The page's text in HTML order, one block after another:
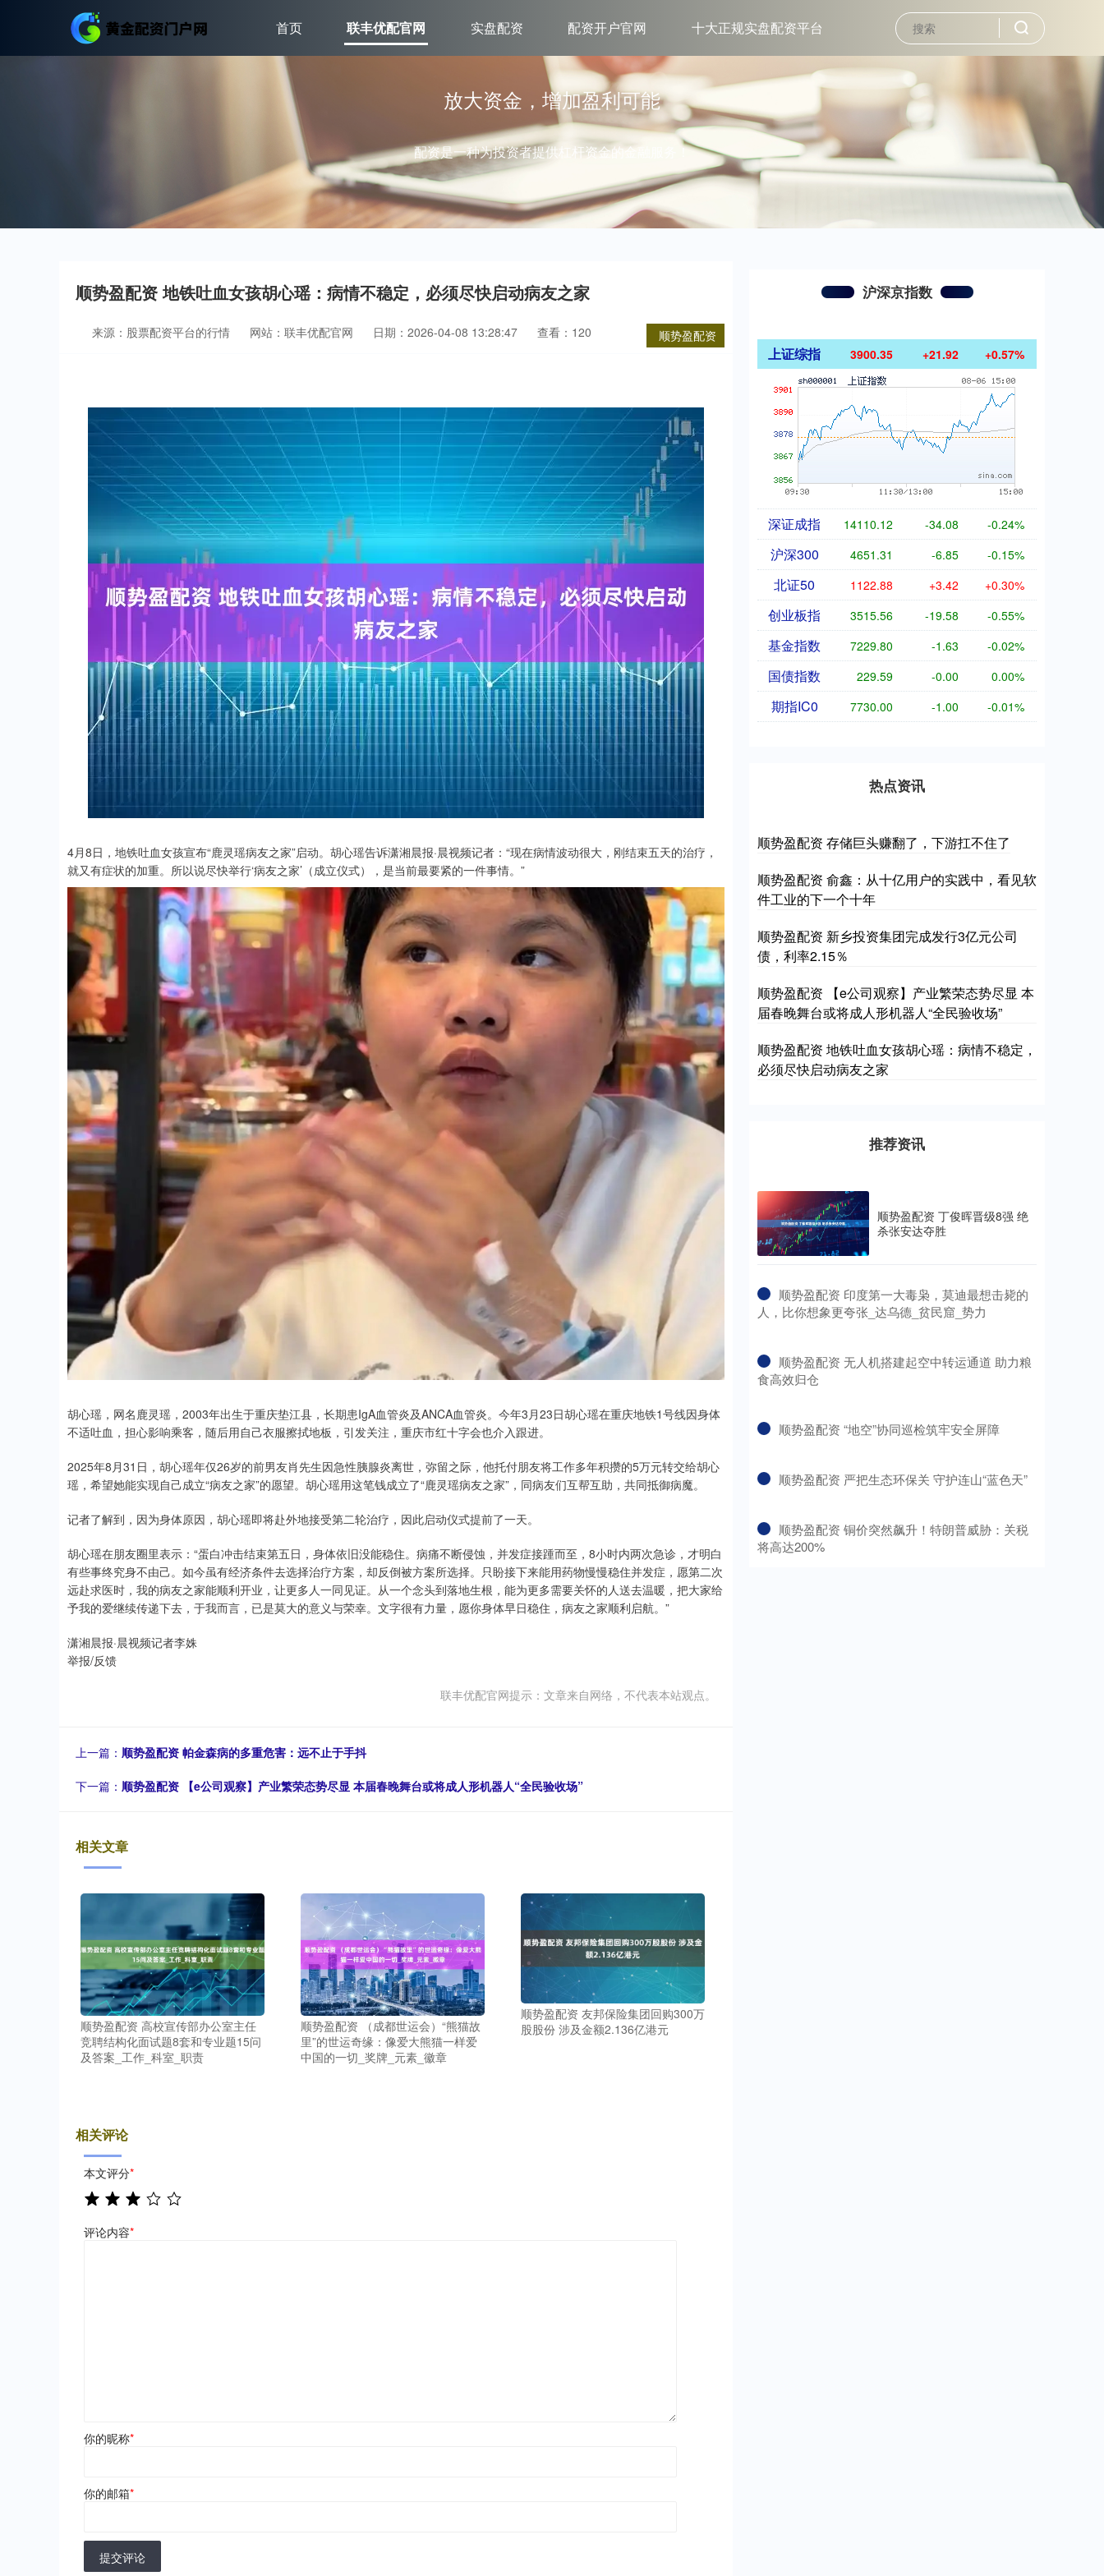
首页 联丰优配官网 实盘配资 配资开户官网 十大正规实盘配资平台
放大资金，增加盈利可能
配资是一种为投资者提供杠杆资金的金融服务！
顺势盈配资 地铁吐血女孩胡心瑶：病情不稳定，必须尽快启动病友之家
顺势盈配资
来源：股票配资平台的行情 网站：联丰优配官网 日期：2026-04-08 13:28:47 查看：120
4月8日，地铁吐血女孩宣布“鹿灵瑶病友之家”启动。胡心瑶告诉潇湘晨报·晨视频记者：“现在病情波动很大，刚结束五天的治疗，
就又有症状的加重。所以说尽快举行‘病友之家’（成立仪式），是当前最要紧的一件事情。”
胡心瑶，网名鹿灵瑶，2003年出生于重庆垫江县，长期患IgA血管炎及ANCA血管炎。今年3月23日胡心瑶在重庆地铁1号线因身体
不适吐血，担心影响乘客，随后用自己衣服擦拭地板，引发关注，重庆市红十字会也介入跟进。
2025年8月31日，胡心瑶年仅26岁的前男友肖先生因急性胰腺炎离世，弥留之际，他托付朋友将工作多年积攒的5万元转交给胡心
瑶，希望她能实现自己成立“病友之家”的愿望。胡心瑶用这笔钱成立了“鹿灵瑶病友之家”，同病友们互帮互助，共同抵御病魔。
记者了解到，因为身体原因，胡心瑶即将赴外地接受第二轮治疗，因此启动仪式提前了一天。
胡心瑶在朋友圈里表示：“蛋白冲击结束第五日，身体依旧没能稳住。病痛不断侵蚀，并发症接踵而至，8小时内两次急诊，才明白
有些事终究身不由己。如今虽有经济条件去选择治疗方案，却反倒被方案所选择。只盼接下来能用药物慢慢稳住并发症，愿第二次
远赴求医时，我的病友之家能顺利开业，让更多人一同见证。从一个念头到落地生根，能为更多需要关怀的人送去温暖，把大家给
予我的爱继续传递下去，于我而言，已是莫大的意义与荣幸。文字很有力量，愿你身体早日稳住，病友之家顺利启航。”
潇湘晨报·晨视频记者李姝
举报/反馈
联丰优配官网提示：文章来自网络，不代表本站观点。
上一篇： 顺势盈配资 帕金森病的多重危害：远不止于手抖
下一篇： 顺势盈配资 【e公司观察】产业繁荣态势尽显 本届春晚舞台或将成人形机器人“全民验收场”
相关文章
顺势盈配资 高校宣传部办公室主任
竞聘结构化面试题8套和专业题15问
及答案_工作_科室_职责
顺势盈配资 （成都世运会）“熊猫故
里”的世运奇缘：像爱大熊猫一样爱
中国的一切_奖牌_元素_徽章
顺势盈配资 友邦保险集团回购300万
股股份 涉及金额2.136亿港元
相关评论
本文评分*
评论内容*
你的昵称*
你的邮箱*
提交评论
沪深京指数
上证综指 3900.35 +21.92 +0.57%
深证成指 14110.12 -34.08 -0.24%
沪深300 4651.31 -6.85 -0.15%
北证50 1122.88 +3.42 +0.30%
创业板指 3515.56 -19.58 -0.55%
基金指数 7229.80 -1.63 -0.02%
国债指数 229.59 -0.00 0.00%
期指IC0 7730.00 -1.00 -0.01%
热点资讯
顺势盈配资 存储巨头赚翻了，下游扛不住了
顺势盈配资 俞鑫：从十亿用户的实践中，看见软
件工业的下一个十年
顺势盈配资 新乡投资集团完成发行3亿元公司
债，利率2.15％
顺势盈配资 【e公司观察】产业繁荣态势尽显 本
届春晚舞台或将成人形机器人“全民验收场”
顺势盈配资 地铁吐血女孩胡心瑶：病情不稳定，
必须尽快启动病友之家
推荐资讯
顺势盈配资 丁俊晖晋级8强 绝
杀张安达夺胜
​顺势盈配资 印度第一大毒枭，莫迪最想击毙的
人，比你想象更夸张_达乌德_贫民窟_势力
​顺势盈配资 无人机搭建起空中转运通道 助力粮
食高效归仓
​顺势盈配资 “地空”协同巡检筑牢安全屏障
​顺势盈配资 严把生态环保关 守护连山“蓝色天”
​顺势盈配资 铜价突然飙升！特朗普威胁：关税
将高达200%